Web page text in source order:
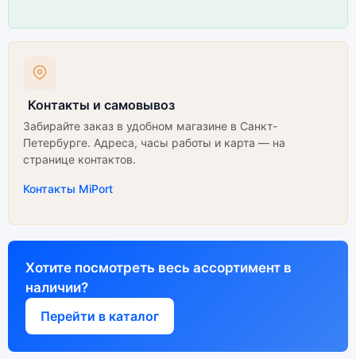
Контакты и самовывоз
Забирайте заказ в удобном магазине в Санкт-
Петербурге. Адреса, часы работы и карта — на
странице контактов.
Контакты MiPort
Хотите посмотреть весь ассортимент в
наличии?
Перейти в каталог